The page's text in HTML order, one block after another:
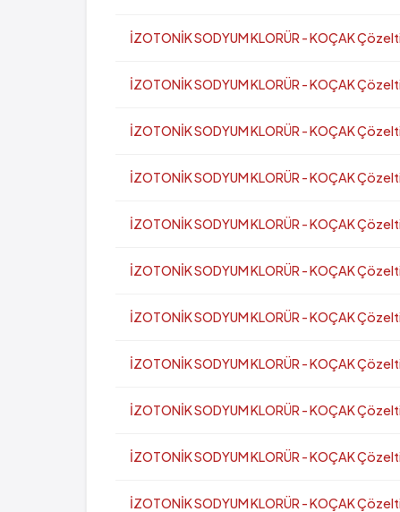
İZOTONİK SODYUM KLORÜR - KOÇAK
İZOTONİK SODYUM KLORÜR - KOÇAK
İZOTONİK SODYUM KLORÜR - KOÇAK
İZOTONİK SODYUM KLORÜR - KOÇAK
İZOTONİK SODYUM KLORÜR - KOÇAK
İZOTONİK SODYUM KLORÜR - KOÇAK
İZOTONİK SODYUM KLORÜR - KOÇAK
İZOTONİK SODYUM KLORÜR - KOÇAK
İZOTONİK SODYUM KLORÜR - KOÇAK
İZOTONİK SODYUM KLORÜR - KOÇAK
İZOTONİK SODYUM KLORÜR - KOÇAK